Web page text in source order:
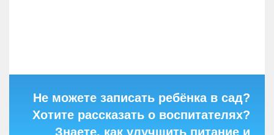
Не можете записать ребёнка в сад?
Хотите рассказать о воспитателях?
Знаете, как улучшить питание и